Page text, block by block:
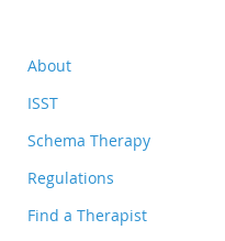
About
ISST
Schema Therapy
Regulations
Find a Therapist